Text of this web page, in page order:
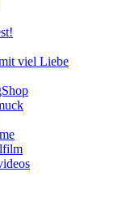
viel Liebe